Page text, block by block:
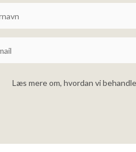
Læs mere om, hvordan vi